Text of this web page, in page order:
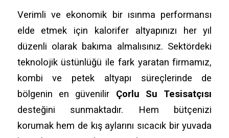
Verimli ve ekonomik bir ısınma performansı
elde etmek için kalorifer altyapınızı her yıl
düzenli olarak bakıma almalısınız. Sektördeki
teknolojik üstünlüğü ile fark yaratan firmamız,
kombi ve petek altyapı süreçlerinde de
bölgenin en güvenilir Çorlu Su Tesisatçısı
desteğini sunmaktadır. Hem bütçenizi
korumak hem de kış aylarını sıcacık bir yuvada